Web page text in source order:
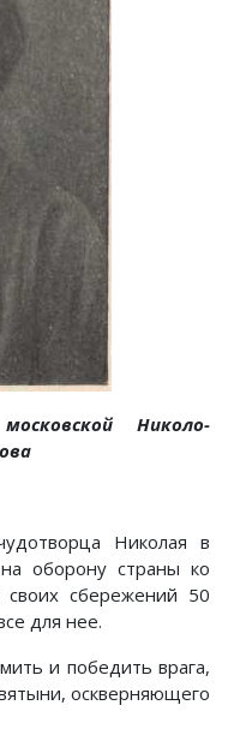
Николо-
Николая в
оборону страны ко
сбережений 50
для нее.
и победить врага,
оскверняющего